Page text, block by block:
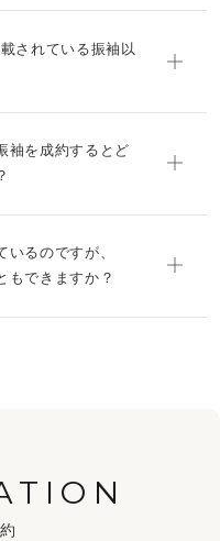
されている振袖以
袖を成約するとど
るのですが、
もできますか？